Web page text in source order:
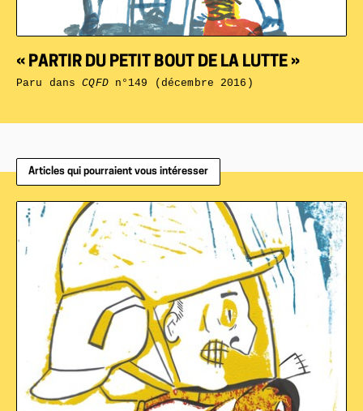
« PARTIR DU PETIT BOUT DE LA LUTTE »
Paru dansCQFDn°149 (décembre 2016)
Articles qui pourraient vous intéresser